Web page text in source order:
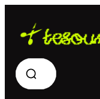
para
conteúdo
Pesquisar